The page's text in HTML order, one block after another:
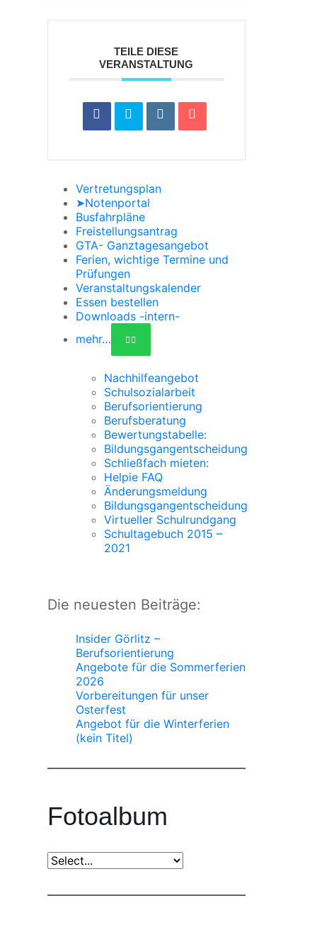
TEILE DIESE
VERANSTALTUNG
Vertretungsplan
➤Notenportal
Busfahrpläne
Freistellungsantrag
GTA- Ganztagesangebot
Ferien, wichtige Termine und
Prüfungen
Veranstaltungskalender
Essen bestellen
Downloads -intern-
mehr…
Nachhilfeangebot
Schulsozialarbeit
Berufsorientierung
Berufsberatung
Bewertungstabelle:
Bildungsgangentscheidung
Schließfach mieten:
Helpie FAQ
Änderungsmeldung
Bildungsgangentscheidung
Virtueller Schulrundgang
Schultagebuch 2015 –
2021
Die neuesten Beiträge:
Insider Görlitz –
Berufsorientierung
Angebote für die Sommerferien
2026
Vorbereitungen für unser
Osterfest
Angebot für die Winterferien
(kein Titel)
Fotoalbum